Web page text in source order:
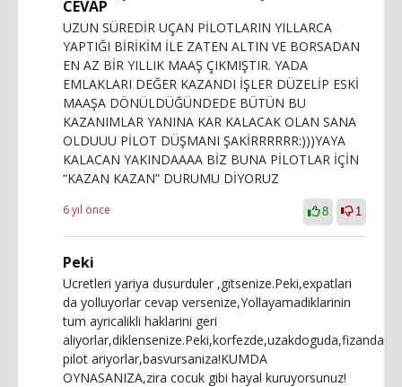
CEVAP
UZUN SÜREDİR UÇAN PİLOTLARIN YILLARCA
YAPTIĞI BİRİKİM İLE ZATEN ALTIN VE BORSADAN
EN AZ BİR YILLIK MAAŞ ÇIKMIŞTIR. YADA
EMLAKLARI DEĞER KAZANDI İŞLER DÜZELİP ESKİ
MAAŞA DÖNÜLDÜĞÜNDEDE BÜTÜN BU
KAZANIMLAR YANINA KAR KALACAK OLAN SANA
OLDUUU PİLOT DÜŞMANI ŞAKİRRRRRR:)))YAYA
KALACAN YAKINDAAAA BİZ BUNA PİLOTLAR İÇİN
“KAZAN KAZAN” DURUMU DİYORUZ
6 yıl önce 8 1
Peki
Ucretleri yariya dusurduler ,gitsenize.Peki,expatlari
da yolluyorlar cevap versenize,Yollayamadiklarinin
tum ayricalikli haklarini geri
aliyorlar,diklensenize.Peki,korfezde,uzakdoguda,fizanda
pilot ariyorlar,basvursaniza!KUMDA
OYNASANIZA,zira cocuk gibi hayal kuruyorsunuz!